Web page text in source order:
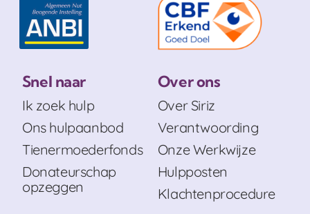
Snel naar
Ik zoek hulp
Ons hulpaanbod
Tienermoederfonds
Donateurschap
opzeggen
Over ons
Over Siriz
Verantwoording
Onze Werkwijze
Hulpposten
Klachtenprocedure